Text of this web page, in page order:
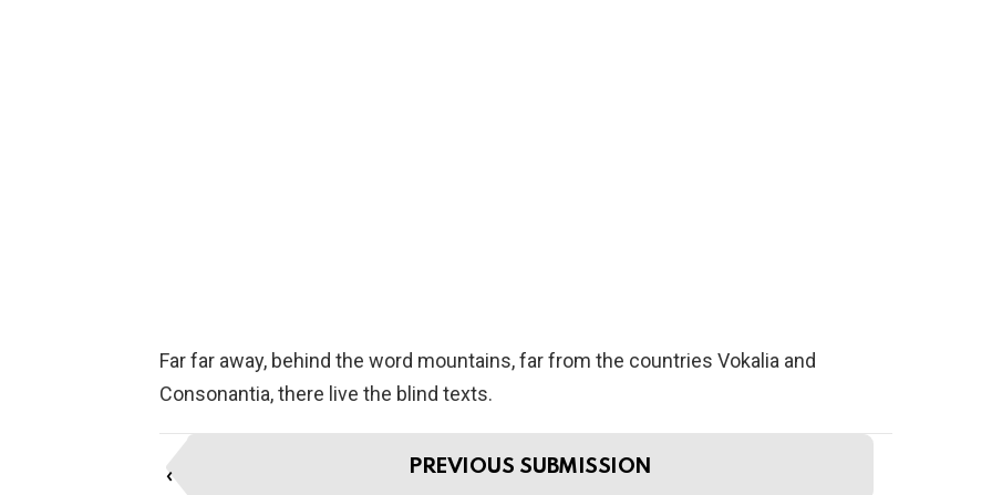
Far far away, behind the word mountains, far from the countries Vokalia and
Consonantia, there live the blind texts.
t
PREVIOUS SUBMISSION